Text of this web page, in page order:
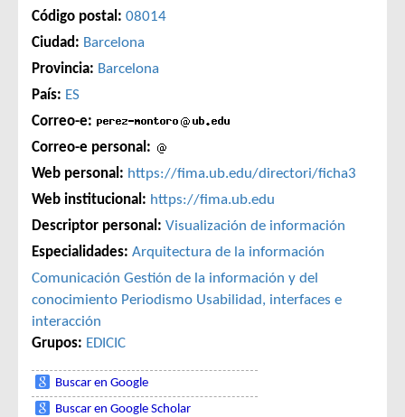
Código postal: 08014
Ciudad: Barcelona
Provincia: Barcelona
País: ES
Correo-e:
Correo-e personal:
Web personal: https://fima.ub.edu/directori/ficha3
Web institucional: https://fima.ub.edu
Descriptor personal: Visualización de información
Especialidades: Arquitectura de la información
Comunicación Gestión de la información y del
conocimiento Periodismo Usabilidad, interfaces e
interacción
Grupos: EDICIC
Buscar en Google
Buscar en Google Scholar